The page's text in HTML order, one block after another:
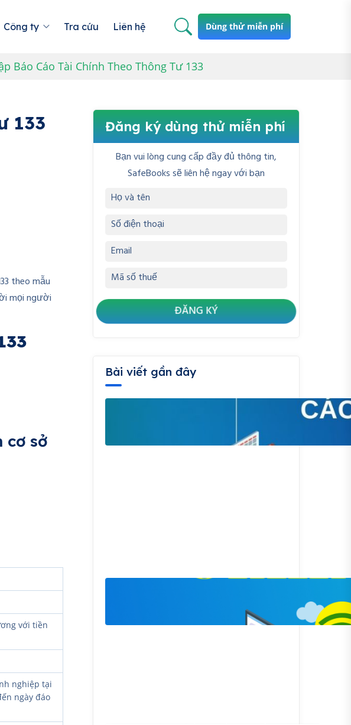
Công ty Tra cứu Liên hệ Dùng thử miễn phí
Báo Cáo Tài Chính Theo Thông Tư 133
133
theo mẫu
mọi người
cơ sở
với tiền
nghiệp tại
ngày đáo
Đăng ký dùng thử miễn phí
Bạn vui lòng cung cấp đầy đủ thông tin,
SafeBooks sẽ liên hệ ngay với bạn
Bài viết gần đây